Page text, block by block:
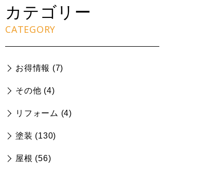
カテゴリー
CATEGORY
お得情報 (7)
その他 (4)
リフォーム (4)
塗装 (130)
屋根 (56)